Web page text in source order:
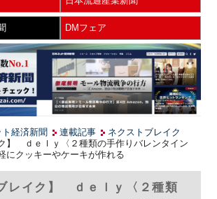
DMフェア
ト経済新聞 連載記事
ネクストブレイク
】 ｄｅｌｙ〈２種類の手作りバレンタイン
にクッキーやケーキが作れる
レイク】 ｄｅｌｙ〈２種類